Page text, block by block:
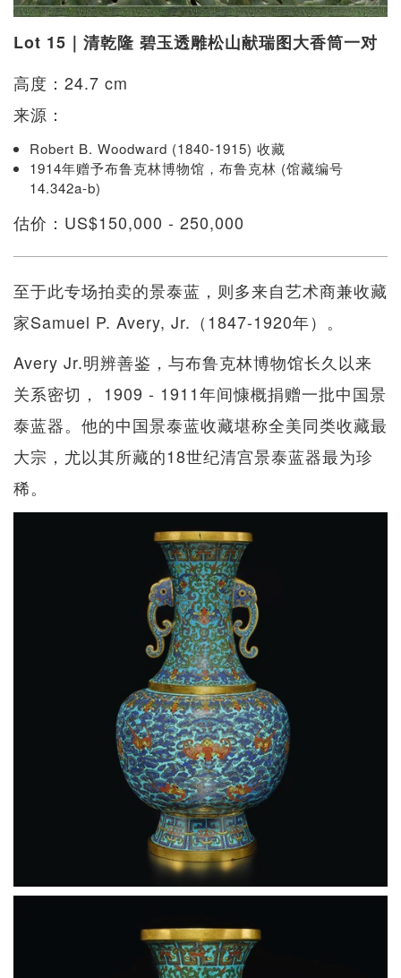
Lot 15｜清乾隆 碧玉透雕松山献瑞图大香筒一对
高度：24.7 cm
来源：
Robert B. Woodward (1840-1915) 收藏
1914年赠予布鲁克林博物馆，布鲁克林 (馆藏编号
14.342a-b)
估价：US$150,000 - 250,000
至于此专场拍卖的景泰蓝，则多来自艺术商兼收藏
家Samuel P. Avery, Jr.（1847-1920年）。
Avery Jr.明辨善鉴，与布鲁克林博物馆长久以来
关系密切， 1909 - 1911年间慷概捐赠一批中国景
泰蓝器。他的中国景泰蓝收藏堪称全美同类收藏最
大宗，尤以其所藏的18世纪清宫景泰蓝器最为珍
稀。